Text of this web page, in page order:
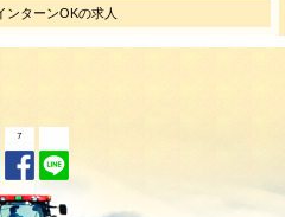
ンターンOKの求人